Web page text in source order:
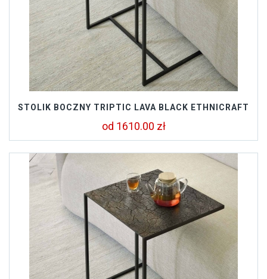
STOLIK BOCZNY TRIPTIC LAVA BLACK ETHNICRAFT
od 1610.00 zł